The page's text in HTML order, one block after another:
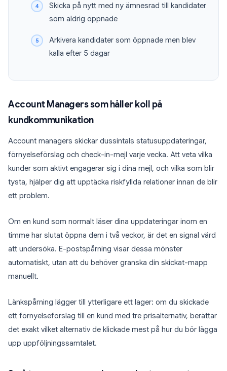
Skicka på nytt med ny ämnesrad till kandidater
som aldrig öppnade
Arkivera kandidater som öppnade men blev
kalla efter 5 dagar
Account Managers som håller koll på
kundkommunikation
Account managers skickar dussintals statusuppdateringar,
förnyelseförslag och check-in-mejl varje vecka. Att veta vilka
kunder som aktivt engagerar sig i dina mejl, och vilka som blir
tysta, hjälper dig att upptäcka riskfyllda relationer innan de blir
ett problem.
Om en kund som normalt läser dina uppdateringar inom en
timme har slutat öppna dem i två veckor, är det en signal värd
att undersöka. E-postspårning visar dessa mönster
automatiskt, utan att du behöver granska din skickat-mapp
manuellt.
Länkspårning lägger till ytterligare ett lager: om du skickade
ett förnyelseförslag till en kund med tre prisalternativ, berättar
det exakt vilket alternativ de klickade mest på hur du bör lägga
upp uppföljningssamtalet.